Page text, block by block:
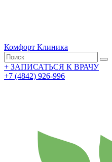
Комфорт Клиника
+ ЗАПИСАТЬСЯ К ВРАЧУ
+7 (4842) 926-996